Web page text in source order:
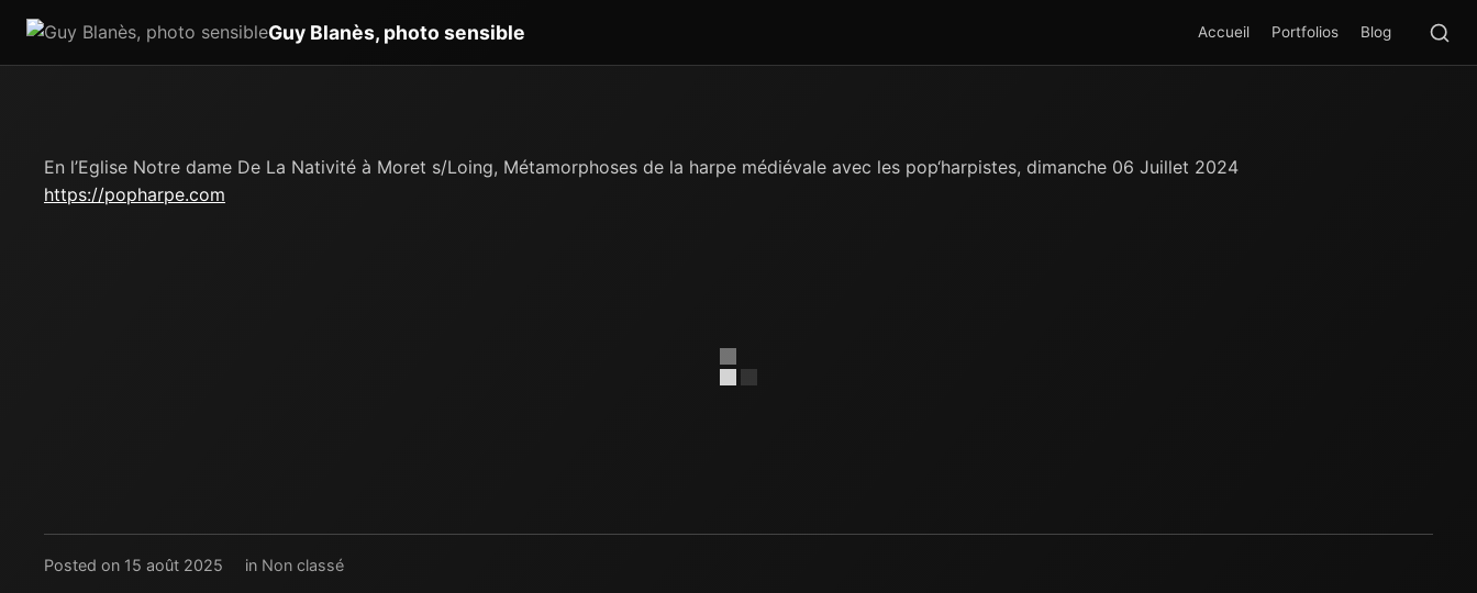
Guy Blanès, photo sensible Accueil Portfolios Blog
En l’Eglise Notre dame De La Nativité à Moret s/Loing, Métamorphoses de la harpe médiévale avec les pop‘harpistes, dimanche 06 Juillet 2024
https://popharpe.com
Posted on 15 août 2025 in Non classé